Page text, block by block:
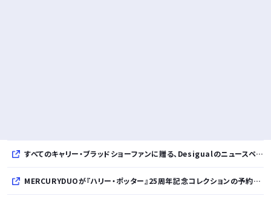
すべてのキャリー・ブラッドショーファンに贈る、Desigualのニュースペーパープリントコレクション
MERCURYDUOが『ハリー・ポッター』25周年記念コレクションの予約を開始